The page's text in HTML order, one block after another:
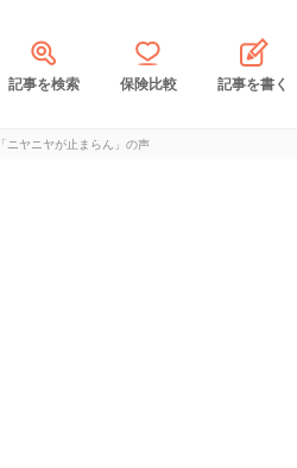
記事を検索 保険比較 記事を書く
ニヤニヤが止まらん」の声